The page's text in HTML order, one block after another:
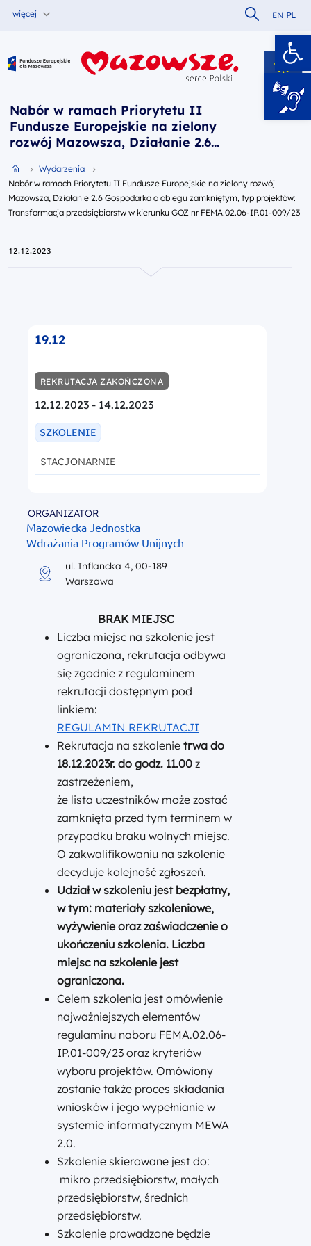
więcej Szukaj w
EN PL
Fundusze Europejskie dla Mazowsza
Nabór w ramach Priorytetu II
Fundusze Europejskie na zielony
rozwój Mazowsza, Działanie 2.6
zamkniętym, typ projektów:
Transformacja przedsiębiorstw w
kierunku GOZ nr FEMA.02.06-
IP.01-009/23
Przejdź do strony głównej portalu
Wydarzenia
Nabór w ramach Priorytetu II Fundusze Europejskie na zielony rozwój
Mazowsza, Działanie 2.6 Gospodarka o obiegu zamkniętym, typ projektów:
Transformacja przedsiębiorstw w kierunku GOZ nr FEMA.02.06-IP.01-009/23
12.12.2023
BRAK MIEJSC
Liczba miejsc na szkolenie jest
ograniczona, rekrutacja odbywa
się zgodnie z regulaminem
rekrutacji dostępnym pod
linkiem:
REGULAMIN REKRUTACJI
Rekrutacja na szkolenie trwa do
18.12.2023r. do godz. 11.00 z
zastrzeżeniem,
że lista uczestników może zostać
zamknięta przed tym terminem w
przypadku braku wolnych miejsc.
O zakwalifikowaniu na szkolenie
decyduje kolejność zgłoszeń.
Udział w szkoleniu jest bezpłatny,
w tym: materiały szkoleniowe,
wyżywienie oraz zaświadczenie o
ukończeniu szkolenia. Liczba
miejsc na szkolenie jest
ograniczona.
Celem szkolenia jest omówienie
najważniejszych elementów
regulaminu naboru FEMA.02.06-
IP.01-009/23 oraz kryteriów
wyboru projektów. Omówiony
zostanie także proces składania
wniosków i jego wypełnianie w
systemie informatycznym MEWA
2.0.
Szkolenie skierowane jest do:
mikro przedsiębiorstw, małych
przedsiębiorstw, średnich
przedsiębiorstw.
Szkolenie prowadzone będzie
19.12
REKRUTACJA ZAKOŃCZONA
12.12.2023 - 14.12.2023
SZKOLENIE
STACJONARNIE
ORGANIZATOR
Mazowiecka Jednostka
Wdrażania Programów Unijnych
ul. Inflancka 4, 00-189
Warszawa